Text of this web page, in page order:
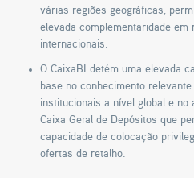
várias regiões geográficas,
elevada complementaridade em
internacionais.
O CaixaBI detém uma elevada
base no conhecimento
institucionais a nível global e no
Caixa Geral de Depósitos que
capacidade de colocação
ofertas de retalho.